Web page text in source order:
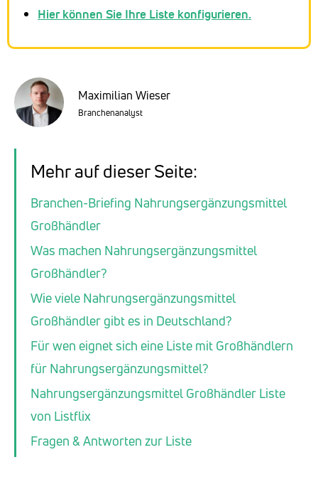
Hier können Sie Ihre Liste konfigurieren.
Maximilian Wieser
Branchenanalyst
Mehr auf dieser Seite:
Branchen-Briefing Nahrungsergänzungsmittel
Großhändler
Was machen Nahrungsergänzungsmittel
Großhändler?
Wie viele Nahrungsergänzungsmittel
Großhändler gibt es in Deutschland?
Für wen eignet sich eine Liste mit Großhändlern
für Nahrungsergänzungsmittel?
Nahrungsergänzungsmittel Großhändler Liste
von Listflix
Fragen & Antworten zur Liste